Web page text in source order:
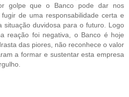
golpe que o Banco pode dar nos
de uma responsabilidade certa e
situação duvidosa para o futuro. Logo
reação foi negativa, o Banco é hoje
das piores, não reconhece o valor
a formar e sustentar esta empresa